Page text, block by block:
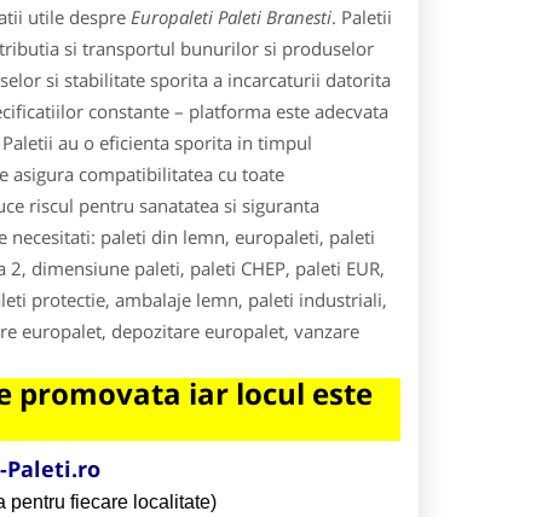
utile despre Europaleti Paleti Branesti. Paletii
si transportul bunurilor si produselor
si stabilitate sporita a incarcaturii datorita
constante – platforma este adecvata
au o eficienta sporita in timpul
asigura compatibilitatea cu toate
riscul pentru sanatatea si siguranta
paleti din lemn, europaleti, paleti
dimensiune paleti, paleti CHEP, paleti EUR,
protectie, ambalaje lemn, paleti industriali,
europalet, depozitare europalet, vanzare
promovata iar locul este
Paleti.ro
pentru fiecare localitate)